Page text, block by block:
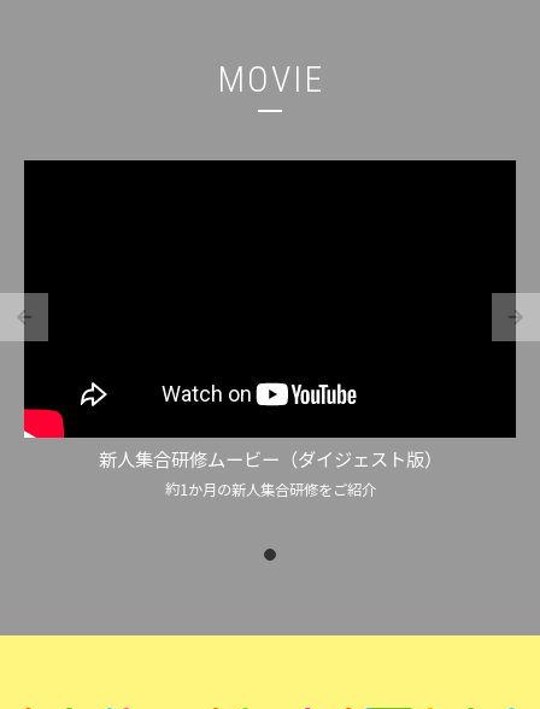
MOVIE
新人集合研修ムービー（ダイジェスト版）
約1か月の新人集合研修をご紹介